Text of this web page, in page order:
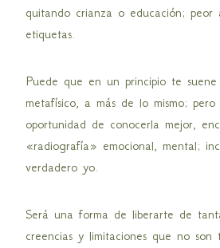
quitando crianza o educación; peor
etiquetas.
Puede que en un principio te
metafísico, a más de lo mismo;
oportunidad de conocerla mejor,
«radiografía» emocional, mental;
verdadero yo.
Será una forma de liberarte de
creencias y limitaciones que no son